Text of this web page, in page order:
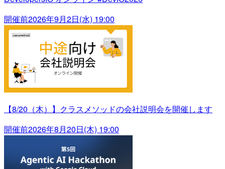
開催前2026年9月2日(水) 19:00
【8/20（木）】クラスメソッドの会社説明会を開催します
開催前2026年8月20日(木) 19:00